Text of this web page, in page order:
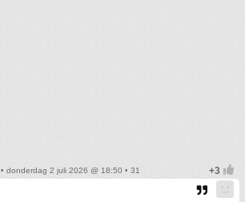
• donderdag 2 juli 2026 @ 18:50 • 31